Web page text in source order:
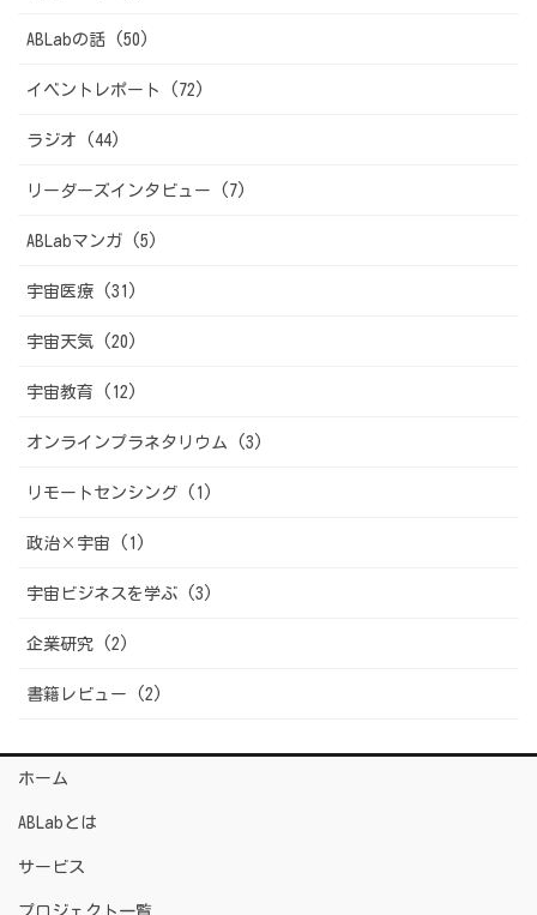
ABLabの話 (50)
イベントレポート (72)
ラジオ (44)
リーダーズインタビュー (7)
ABLabマンガ (5)
宇宙医療 (31)
宇宙天気 (20)
宇宙教育 (12)
オンラインプラネタリウム (3)
リモートセンシング (1)
政治×宇宙 (1)
宇宙ビジネスを学ぶ (3)
企業研究 (2)
書籍レビュー (2)
ホーム
ABLabとは
サービス
プロジェクト一覧